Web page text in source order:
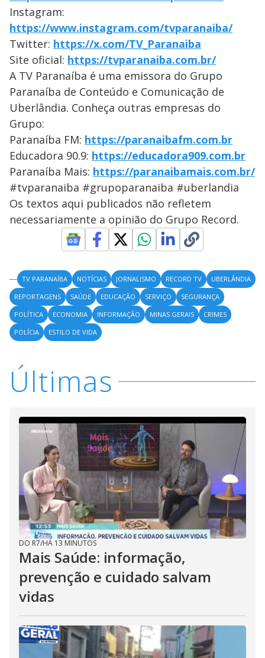
Instagram:
https://www.instagram.com/tvparanaiba/
Twitter: https://x.com/TV_Paranaiba
Site oficial: https://tvparanaiba.com.br/
A TV Paranaíba é uma emissora do Grupo
Paranaíba de Conteúdo e Comunicação de
Uberlândia. Conheça outras empresas do
Grupo:
Paranaíba FM: https://paranaibafm.com.br
Educadora 90.9: https://educadora909.com.br
Paranaíba Mais: https://paranaibamais.com.br/
#tvparanaiba #grupoparanaiba #uberlandia
Os textos aqui publicados não refletem
necessariamente a opinião do Grupo Record.
TV PARANAÍBA NOTÍCIAS JORNALISMO RECORD TV
UBERLÂNDIA
REPORTAGENS
SAÚDE EDUCAÇÃO SERVIÇO
SEGURANÇA
POLÍTICA
ECONOMIA INFORMAÇÃO MINAS GERAIS
CRIMES
POLÍCIA
ESTILO DE VIDA
Últimas
DO R7/HÁ 13 MINUTOS
Mais Saúde: informação,
prevenção e cuidado salvam
vidas